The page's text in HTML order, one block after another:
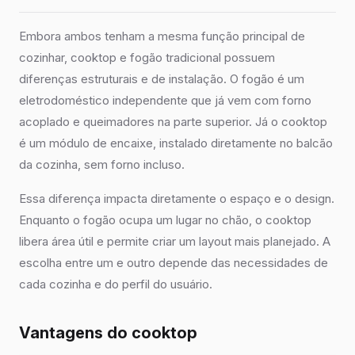
Embora ambos tenham a mesma função principal de
cozinhar, cooktop e fogão tradicional possuem
diferenças estruturais e de instalação. O fogão é um
eletrodoméstico independente que já vem com forno
acoplado e queimadores na parte superior. Já o cooktop
é um módulo de encaixe, instalado diretamente no balcão
da cozinha, sem forno incluso.
Essa diferença impacta diretamente o espaço e o design.
Enquanto o fogão ocupa um lugar no chão, o cooktop
libera área útil e permite criar um layout mais planejado. A
escolha entre um e outro depende das necessidades de
cada cozinha e do perfil do usuário.
Vantagens do cooktop